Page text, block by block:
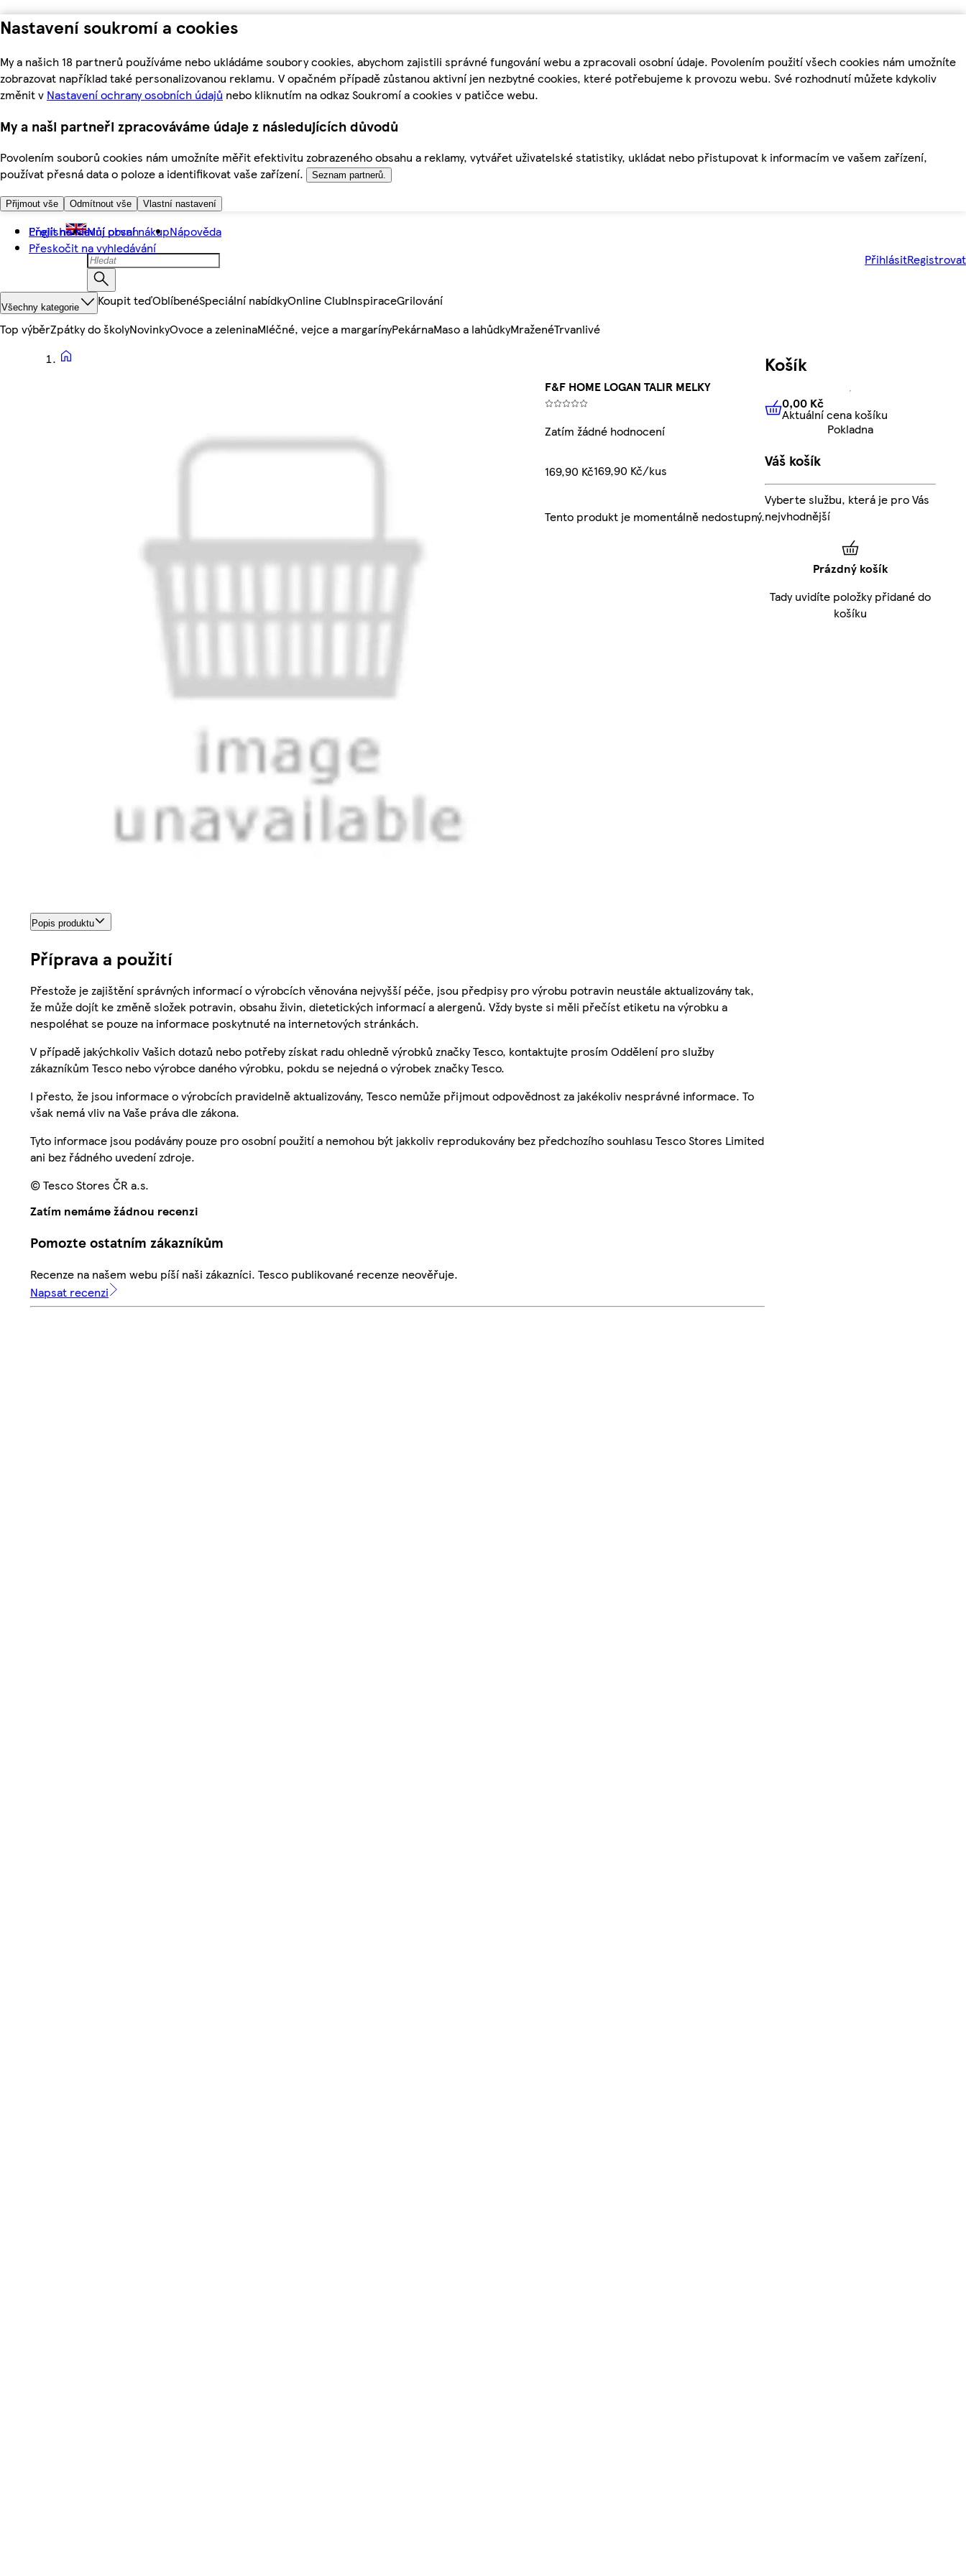
Nastavení soukromí a cookies
My a našich 18 partnerů používáme nebo ukládáme soubory cookies, abychom zajistili správné fungování webu a zpracovali osobní údaje. Povolením použití všech cookies nám umožníte
zobrazovat například také personalizovanou reklamu. V opačném případě zůstanou aktivní jen nezbytné cookies, které potřebujeme k provozu webu. Své rozhodnutí můžete kdykoliv
změnit v Nastavení ochrany osobních údajů nebo kliknutím na odkaz Soukromí a cookies v patičce webu.
My a naši partneři zpracováváme údaje z následujících důvodů
Povolením souborů cookies nám umožníte měřit efektivitu zobrazeného obsahu a reklamy, vytvářet uživatelské statistiky, ukládat nebo přistupovat k informacím ve vašem zařízení,
používat přesná data o poloze a identifikovat vaše zařízení.
Seznam partnerů.
Přijmout vše Odmítnout vše Vlastní nastavení
Přejít na hlavní obsah
Přeskočit na vyhledávání
English Můj první nákupNápověda
PřihlásitRegistrovat
Všechny kategorie Koupit teďOblíbenéSpeciální nabídkyOnline ClubInspiraceGrilování
Top výběrZpátky do školyNovinkyOvoce a zeleninaMléčné, vejce a margarínyPekárnaMaso a lahůdkyMraženéTrvanlivé
F&F HOME LOGAN TALIR MELKY
Zatím žádné hodnocení
169,90 Kč169,90 Kč/kus
Tento produkt je momentálně nedostupný.
Popis produktu
Příprava a použití
Přestože je zajištění správných informací o výrobcích věnována nejvyšší péče, jsou předpisy pro výrobu potravin neustále aktualizovány tak,
že může dojít ke změně složek potravin, obsahu živin, dietetických informací a alergenů. Vždy byste si měli přečíst etiketu na výrobku a
nespoléhat se pouze na informace poskytnuté na internetových stránkách.
V případě jakýchkoliv Vašich dotazů nebo potřeby získat radu ohledně výrobků značky Tesco, kontaktujte prosím Oddělení pro služby
zákazníkům Tesco nebo výrobce daného výrobku, pokdu se nejedná o výrobek značky Tesco.
I přesto, že jsou informace o výrobcích pravidelně aktualizovány, Tesco nemůže přijmout odpovědnost za jakékoliv nesprávné informace. To
však nemá vliv na Vaše práva dle zákona.
Tyto informace jsou podávány pouze pro osobní použití a nemohou být jakkoliv reprodukovány bez předchozího souhlasu Tesco Stores Limited
ani bez řádného uvedení zdroje.
© Tesco Stores ČR a.s.
Zatím nemáme žádnou recenzi
Pomozte ostatním zákazníkům
Recenze na našem webu píší naši zákazníci. Tesco publikované recenze neověřuje.
Napsat recenzi
Košík
0,00 KčAktuální cena košíku
0,00 Kč
Aktuální cena košíku
Pokladna
Váš košík
Vyberte službu, která je pro Vás
nejvhodnější
Prázdný košík
Tady uvidíte položky přidané do
košíku